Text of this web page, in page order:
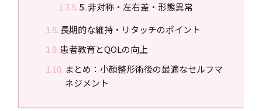
5. 非対称・左右差・形態異常
長期的な維持・リタッチのポイント
患者教育とQOLの向上
まとめ：小顔整形術後の最適なセルフマ
ネジメント